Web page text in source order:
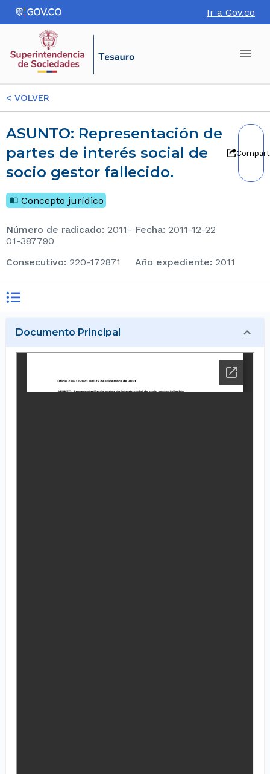
Ir a Gov.co
< VOLVER
ASUNTO: Representación de
partes de interés social de
socio gestor fallecido.
Concepto jurídico
Número de radicado: 2011-
01-387790
Fecha: 2011-12-22
consecutivo: 220-172871 Año expediente: 2011
Documento Principal